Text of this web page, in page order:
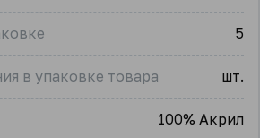
5
в упаковке товара шт.
100% Акрил